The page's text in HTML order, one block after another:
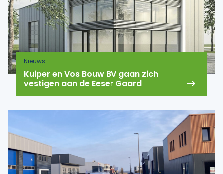
Nieuws
Kuiper en Vos Bouw BV gaan zich
vestigen aan de Eeser Gaard